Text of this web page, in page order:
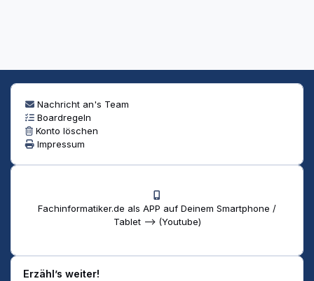
Nachricht an's Team
Boardregeln
Konto löschen
Impressum
Fachinformatiker.de als APP auf Deinem Smartphone /
Tablet --> (Youtube)
Erzähl’s weiter!